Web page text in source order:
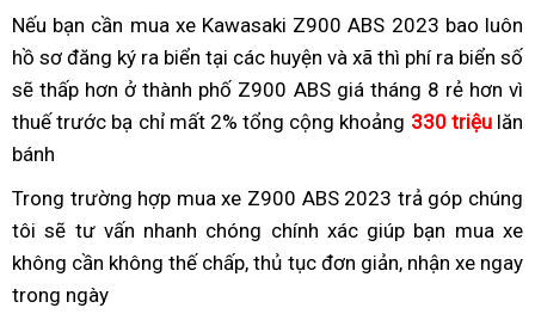
VIP
hiệu
Nếu bạn cần mua xe Kawasaki Z900 ABS 2023 hàng
dỏm
bao luôn
hồ sơ đăng ký ra biển chốt
chặt
giá
tháng
Z900
tại các huyện và xã thì phí ra biển số
sẽ thấp hơn ở thành phố giữ
được
moto
Z900
ABS
Z900 ABS giá tháng 8 rẻ hơn vì
thuế trước bạ chỉ mất 2% chốt
giá
tháng
tổng cộng khoảng 330 triệulăn
bánh
Trong trường hợp giữ
được
giá
mua xe Z900 ABS 2023 trả góp thanh
lý
chúng
tôi sẽ tư vấn nhanh chóng chính xác giúp bạn chốt
chặt
mua xe
không cần không thế chấp, Hàn
thủ tục đơn giản,xuất
nhận xe ngay
trong ngày